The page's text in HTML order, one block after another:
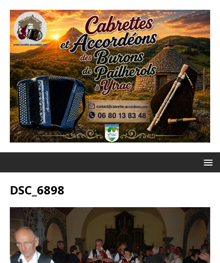
DSC_6898